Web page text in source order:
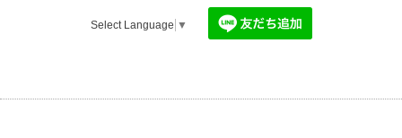
Select Language ▼